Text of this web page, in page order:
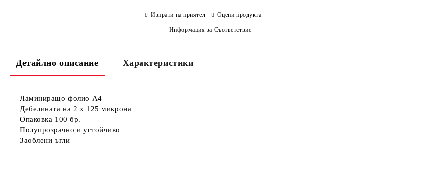
Изпрати на приятел Оцени продукта
Информация за Съответствие
Детайлно описание Характеристики
Ламиниращо фолио A4
Дебелината на 2 х 125 микрона
Опаковка 100 бр.
Полупрозрачно и устойчиво
Заоблени ъгли